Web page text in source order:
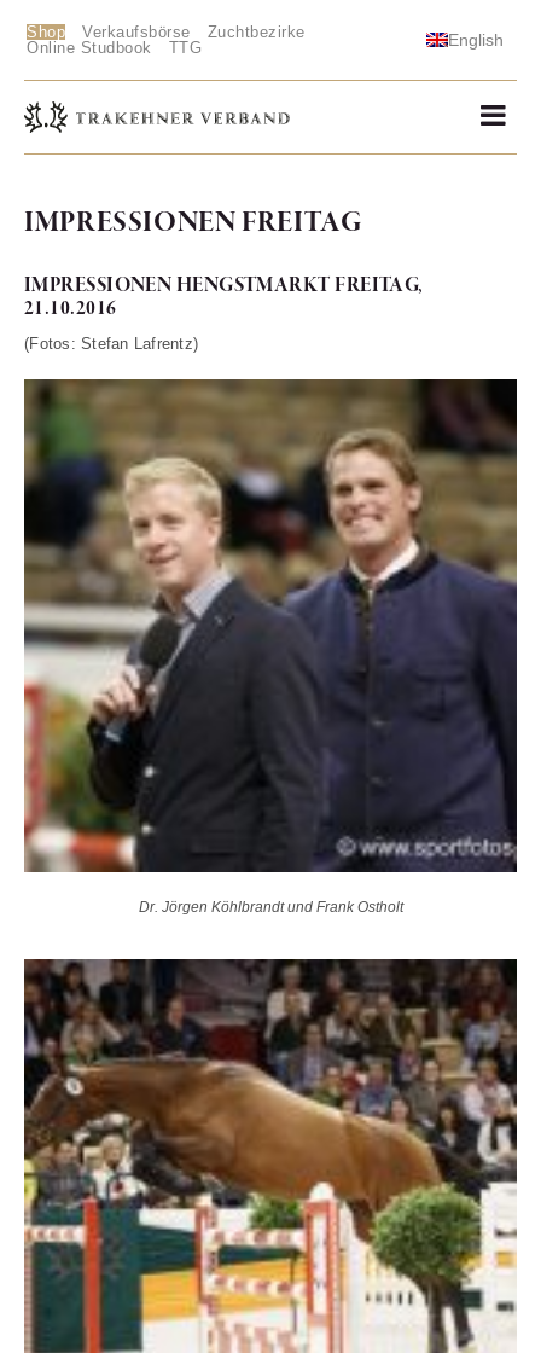
Shop Verkaufsbörse
Zuchtbezirke
Online Studbook
TTG English
IMPRESSIONEN FREITAG
IMPRESSIONEN HENGSTMARKT FREITAG,
21.10.2016
(Fotos: Stefan Lafrentz)
Dr. Jörgen Köhlbrandt und Frank Ostholt